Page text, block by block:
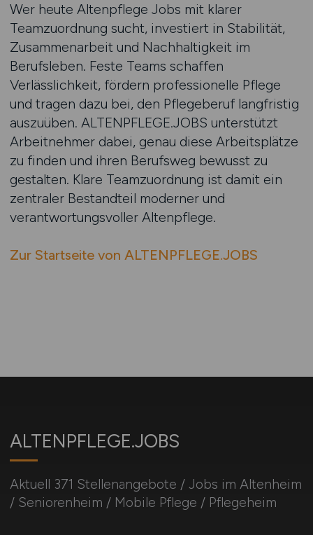
Wer heute Altenpflege Jobs mit klarer
Teamzuordnung sucht, investiert in Stabilität,
Zusammenarbeit und Nachhaltigkeit im
Berufsleben. Feste Teams schaffen
Verlässlichkeit, fördern professionelle Pflege
und tragen dazu bei, den Pflegeberuf langfristig
auszuüben. ALTENPFLEGE.JOBS unterstützt
Arbeitnehmer dabei, genau diese Arbeitsplätze
zu finden und ihren Berufsweg bewusst zu
gestalten. Klare Teamzuordnung ist damit ein
zentraler Bestandteil moderner und
verantwortungsvoller Altenpflege.
Zur Startseite von ALTENPFLEGE.JOBS
ALTENPFLEGE.JOBS
Aktuell 371 Stellenangebote / Jobs im Altenheim
/ Seniorenheim / Mobile Pflege / Pflegeheim